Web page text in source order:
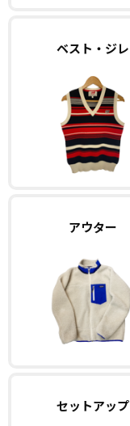
ベスト・ジレ
アウター
セットアップ